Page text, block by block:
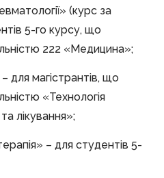
(курс за
5-го курсу, що
222 «Медицина»;
– для магістрантів, що
«Технологія
лікування»;
– для студентів 5-